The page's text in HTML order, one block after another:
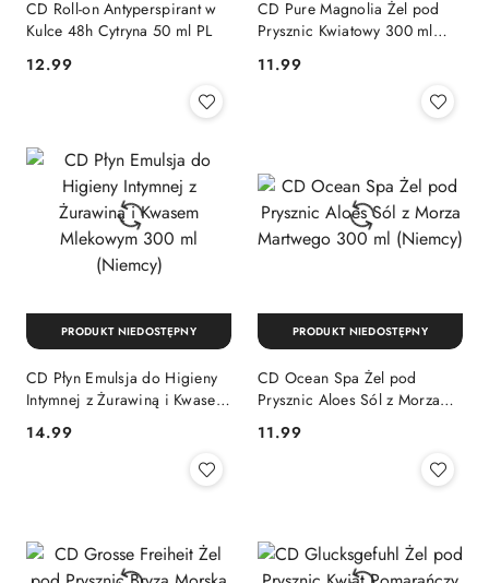
CD Roll-on Antyperspirant w
Kulce 48h Cytryna 50 ml PL
Cena:
12.99
CD Pure Magnolia Żel pod
Prysznic Kwiatowy 300 ml
Cena:
11.99
CD Płyn Emulsja do Higieny
Intymnej z Żurawiną i Kwasem
Cena:
14.99
PRODUKT NIEDOSTĘPNY
CD Ocean Spa Żel pod
Prysznic Aloes Sól z Morza
Cena:
11.99
PRODUKT NIEDOSTĘPNY